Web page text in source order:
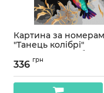
Картина за
"Танець колібрі"
KHO6590 з фарбами
металік extra 40х50см
Артикул:KHO6590
336 грн